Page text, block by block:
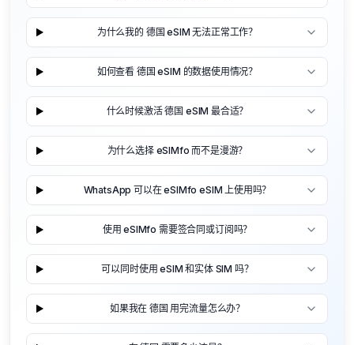
为什么我的 德国 eSIM 无法正常工作？
如何查看 德国 eSIM 的数据使用情况？
什么时候激活 德国 eSIM 最合适？
为什么选择 eSIMfo 而不是漫游？
WhatsApp 可以在 eSIMfo eSIM 上使用吗？
使用 eSIMfo 需要签合同或订阅吗？
可以同时使用 eSIM 和实体 SIM 吗？
如果我在 德国 用完流量怎么办？